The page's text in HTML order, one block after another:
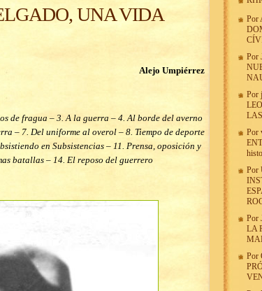
UNA VIDA
Alejo Umpiérrez
de fragua – 3. A la guerra – 4. Al borde del averno
– 7. Del uniforme al overol – 8. Tiempo de deporte
en Subsistencias – 11. Prensa, oposición y
batallas – 14. El reposo del guerrero
Por
Por
Por j
Por
Por
Por
LA
Por